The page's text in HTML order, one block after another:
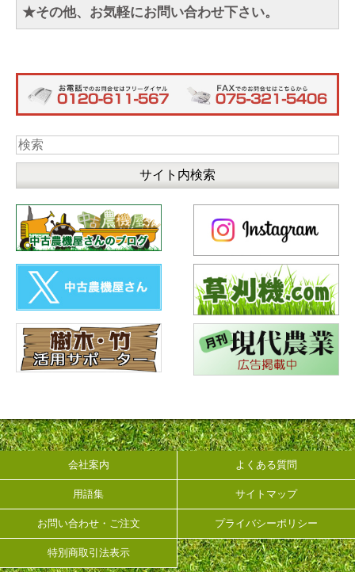
★その他、お気軽にお問い合わせ下さい。
会社案内 よくある質問
用語集 サイトマップ
お問い合わせ・ご注文 プライバシーポリシー
特別商取引法表示